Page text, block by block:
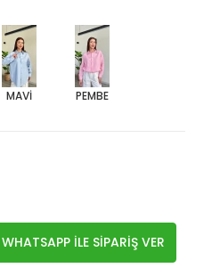
MAVİ PEMBE
WHATSAPP İLE SİPARİŞ VER